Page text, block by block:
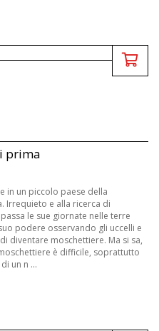
prima
in un piccolo paese della
Irrequieto e alla ricerca di
le sue giornate nelle terre
podere osservando gli uccelli e
diventare moschettiere. Ma si sa,
è difficile, soprattutto
un n ...